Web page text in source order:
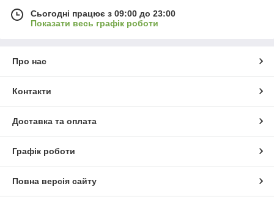
Сьогодні працює з 09:00 до 23:00
Показати весь графік роботи
Про нас
Контакти
Доставка та оплата
Графік роботи
Повна версія сайту